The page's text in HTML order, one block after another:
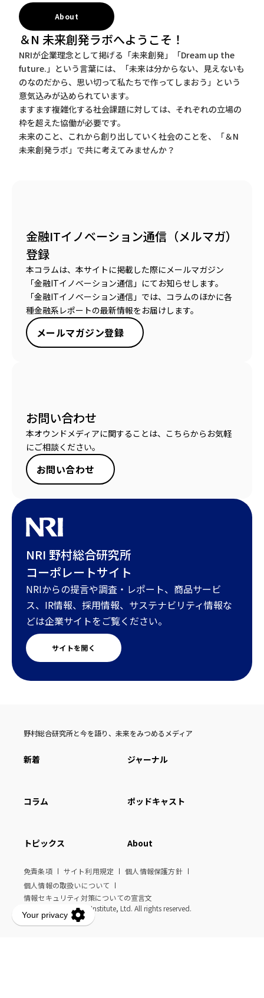
About
＆N 未来創発ラボへようこそ！
NRIが企業理念として掲げる「未来創発」「Dream up the
future.」という言葉には、「未来は分からない、見えないも
のなのだから、思い切って私たちで作ってしまおう」という
意気込みが込められています。
ますます複雑化する社会課題に対しては、それぞれの立場の
枠を超えた協働が必要です。
未来のこと、これから創り出していく社会のことを、「＆N
未来創発ラボ」で共に考えてみませんか？
金融ITイノベーション通信（メルマガ）
登録
本コラムは、本サイトに掲載した際にメールマガジン
「金融ITイノベーション通信」にてお知らせします。
「金融ITイノベーション通信」では、コラムのほかに各
種金融系レポートの最新情報をお届けします。
メールマガジン登録
お問い合わせ
本オウンドメディアに関することは、こちらからお気軽
にご相談ください。
お問い合わせ
NRI 野村総合研究所
コーポレートサイト
NRIからの提言や調査・レポート、商品サービ
ス、IR情報、採用情報、サステナビリティ情報な
どは企業サイトをご覧ください。
サイトを開く
野村総合研究所と今を語り、未来をみつめるメディア
新着 ジャーナル
コラム ポッドキャスト
トピックス About
免責条項 サイト利用規定
個人情報保護方針
個人情報の取扱いについて
情報セキュリティ対策についての宣言文
© Nomura Research Institute, Ltd. All rights reserved.